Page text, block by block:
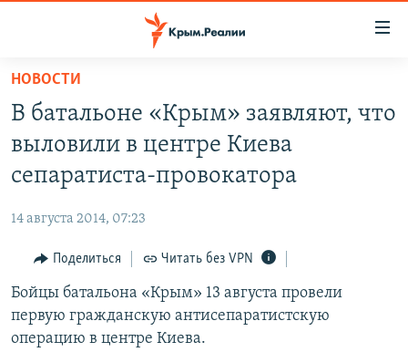
Вернуться
основному
содержанию
главной
навигации
Вернутся
поиску
НОВОСТИ
11 ЛЕТ ОККУПАЦИИ КРЫМА. 11 ИСТОРИЙ СОПРОТИВЛЕНИЯ
ЕЩЕ
ИНТЕРАКТИВ
ИНФОГРАФИКА
ТЕЛЕПРОЕКТ КРЫМ.РЕАЛИИ
РАДІО СВОБОДА
КАК ОБОЙТИ БЛОКИРОВКУ
Українською
НОВОСТИ
В батальоне «Крым» заявляют, что
выловили в центре Киева
сепаратиста-провокатора
14 августа 2014, 07:23
Поделиться Читать без VPN
Бойцы батальона «Крым» 13 августа провели
первую гражданскую антисепаратистскую
операцию в центре Киева.